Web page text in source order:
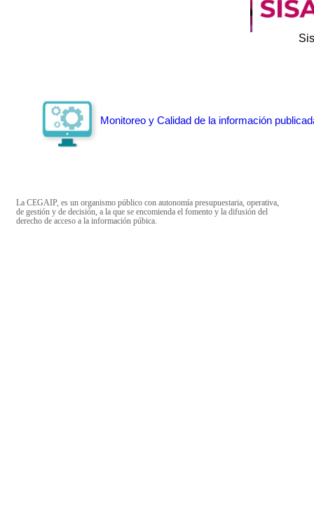
Monitoreo y Calidad de la información
La CEGAIP, es un organismo público con autonomía presupuestaria, operativa,
de gestión y de decisión, a la que se encomienda el fomento y la difusión del
derecho de acceso a la información púbica.